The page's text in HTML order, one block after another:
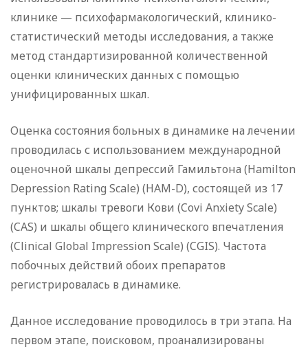
клинике — психофармакологический, клинико-
статистический методы исследования, а также
метод стандартизированной количественной
оценки клинических данных с помощью
унифицированных шкал.
Оценка состояния больных в динамике на лечении
проводилась с использованием международной
оценочной шкалы депрессий Гамильтона (Hamilton
Depression Rating Scale) (HAM-D), состоящей из 17
пунктов; шкалы тревоги Кови (Covi Anxiety Scale)
(CAS) и шкалы общего клинического впечатления
(Clinical Global Impression Scale) (CGIS). Частота
побочных действий обоих препаратов
регистрировалась в динамике.
Данное исследование проводилось в три этапа. На
первом этапе, поисковом, проанализированы